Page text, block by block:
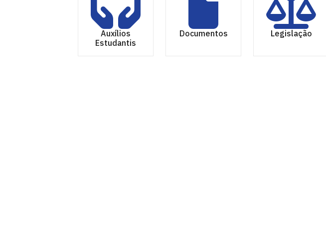
Auxílios
Estudantis
Documentos Legislação